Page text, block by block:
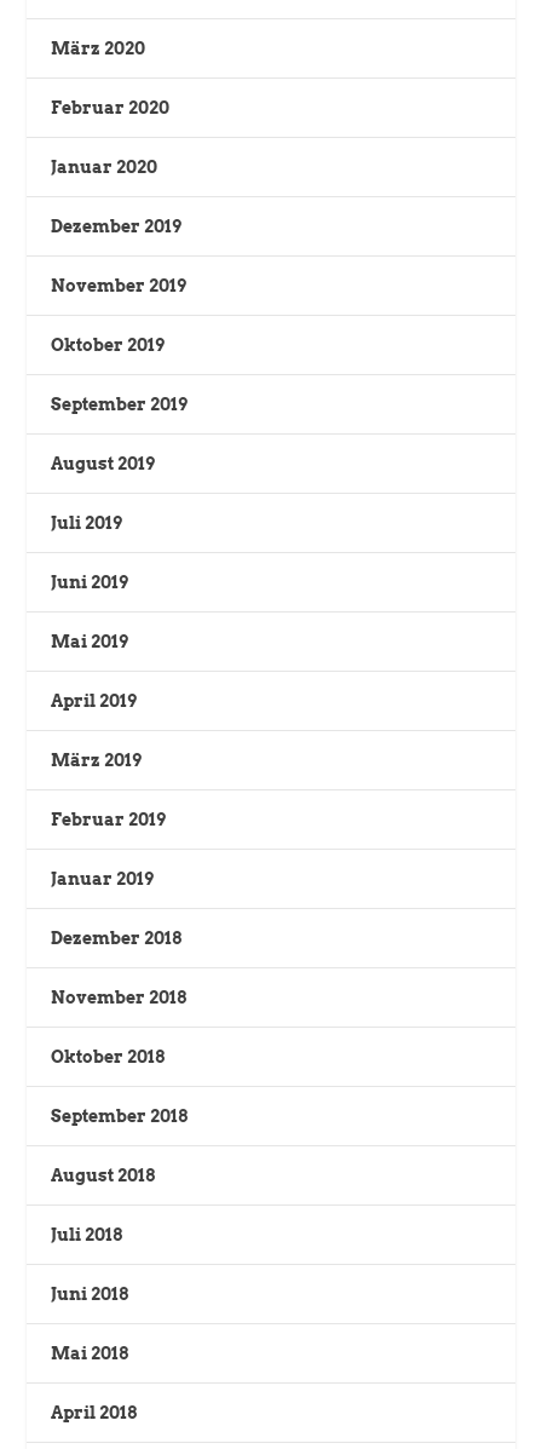
März 2020
Februar 2020
Januar 2020
Dezember 2019
November 2019
Oktober 2019
September 2019
August 2019
Juli 2019
Juni 2019
Mai 2019
April 2019
März 2019
Februar 2019
Januar 2019
Dezember 2018
November 2018
Oktober 2018
September 2018
August 2018
Juli 2018
Juni 2018
Mai 2018
April 2018